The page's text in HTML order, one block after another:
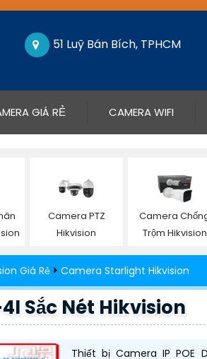
51 Luỹ Bán Bích, TPHCM
GIÁ RẺ CAMERA WIFI
Camera PTZ
Hikvision
Camera
Trộm Hikvision
Giá Rẻ Camera Starlight Hikvision
Sắc Nét Hikvision
Thiết bị Camera IP POE